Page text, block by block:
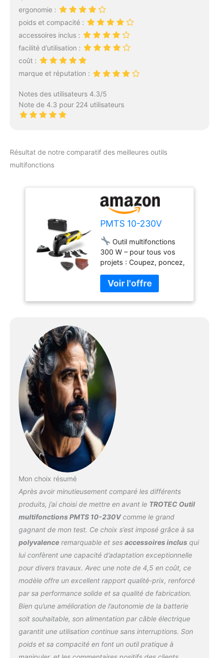
Professional Star-Lock,
PMF 250CES, PMF
220CE, PMF 350CES,
Advancedmlti 18,
Universalmlti 12,
GOP30-28, GOP40-30,
, Bosch & Fein Supercut &
Fein Star-Lock (Star-
Quick Release, Non
Multimaster FMM 350,
FMM 500, FMM 500,
AMM 350, AMM 500,
AMM 700, Non
compatible avec Makita
Star-Lock, DTM 52Z.
Renforcé en Titane : ce
set de lames de scie
multi-outils est
spécialement équipé de 2
lames de scie haute
lame elle-même de plus
de 50-80% et offre une
excellente résistance à
l'abrasion, adaptée à la
découpe de matériaux
plus durs et qui dure
jusqu'à 2 fois plus
longtemps que les lames
de scie traditionnelles.
Cela évite de devoir
changer fréquemment de
Précise : La lame
oscillante est fabriquée
en acier bimétallique à
haute teneur en carbone
et en alliage de titane
pour une résistance et un
tranchant accrus. Elle
dispose de repères de
longueur intégrés des
deux côtés, en pouces
d'un côté et en
millimètres de l'autre,
pour une mesure rapide
et précise de la
profondeur de coupe, ce
qui vous permet
ergonomie :
poids et compacité :
accessoires inclus :
facilité d’utilisation :
coût :
marque et réputation :
Notes des utilisateurs 4.3/5
Note de 4.3 pour 224 utilisateurs
Résultat de notre comparatif des meilleures outils
multifonctions
PMTS 10-230V
Outil multifonctions
300 W – pour tous vos
projets : Coupez, poncez,
sans effort : le PMTS 10-
230V est un outil
universel pour les
carrelage ou le plâtre 🛠
Changements
d’accessoires rapides et
sans clé : Grâce au
système de serrage
rapide, vous changez
d’outil en quelques
secondes sans utiliser
d’outil supplémentaire. Le
support 12 positions
permet un réglage
avec démarrage en
haute performance
assure une puissance
constante, même sous
forte sollicitation. Le Soft
démarrage sans à-
coups, tandis que la
vitesse d’oscillation
réglable jusqu’à 21.000
tr/min s’adapte à tous les
main ergonomique pour
un travail confortable :
Avec sa poignée Softgrip,
son interrupteur et
Mon choix résumé
Après avoir minutieusement comparé les différents
produits, j’ai choisi de mettre en avant le TROTEC Outil
multifonctions PMTS 10-230Vcomme le grand
gagnant de mon test. Ce choix s’est imposé grâce à sa
polyvalenceremarquable et ses accessoires inclusqui
lui confèrent une capacité d’adaptation exceptionnelle
pour divers travaux. Avec une note de 4,5 en coût, ce
modèle offre un excellent rapport qualité-prix, renforcé
par sa performance solide et sa qualité de fabrication.
Bien qu’une amélioration de l’autonomie de la batterie
soit souhaitable, son alimentation par câble électrique
garantit une utilisation continue sans interruptions. Son
poids et sa compacité en font un outil pratique à